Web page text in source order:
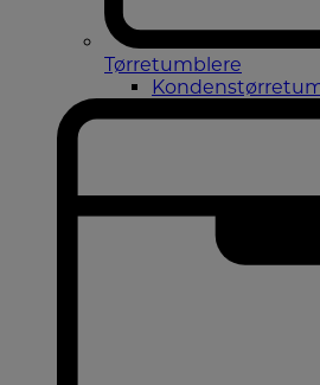
Tørretumblere